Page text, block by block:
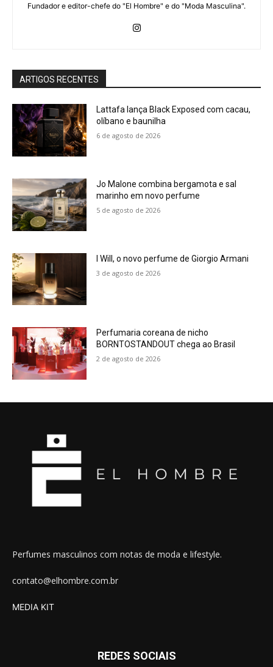
Fundador e editor-chefe do "El Hombre" e do "Moda Masculina".
ARTIGOS RECENTES
Lattafa lança Black Exposed com cacau,
olíbano e baunilha
6 de agosto de 2026
Jo Malone combina bergamota e sal
marinho em novo perfume
5 de agosto de 2026
I Will, o novo perfume de Giorgio Armani
3 de agosto de 2026
Perfumaria coreana de nicho
BORNTOSTANDOUT chega ao Brasil
2 de agosto de 2026
Perfumes masculinos com notas de moda e lifestyle.
contato@elhombre.com.br
MEDIA KIT
REDES SOCIAIS